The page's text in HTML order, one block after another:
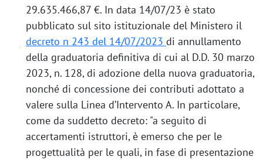
29.635.466,87 €. In data 14/07/23 è stato
pubblicato sul sito istituzionale del Ministero il
decreto n 243 del 14/07/2023 di annullamento
della graduatoria definitiva di cui al D.D. 30 marzo
2023, n. 128, di adozione della nuova graduatoria,
nonché di concessione dei contributi adottato a
valere sulla Linea d’Intervento A. In particolare,
come da suddetto decreto: "a seguito di
accertamenti istruttori, è emerso che per le
progettualità per le quali, in fase di presentazione